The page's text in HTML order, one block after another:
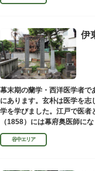
伊
幕末期の蘭学・西洋医学者で
にあります。玄朴は医学を
学を学びました。江戸で医者
（1858）には幕府奥医師に
東京大学医学部）の開設など
た。谷中エリア